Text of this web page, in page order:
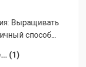
Выращивать
способ...
(1 )